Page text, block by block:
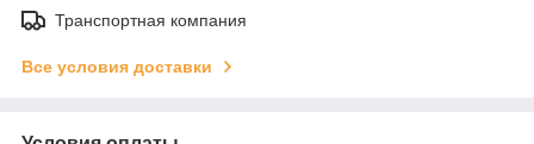
Транспортная компания
Все условия доставки